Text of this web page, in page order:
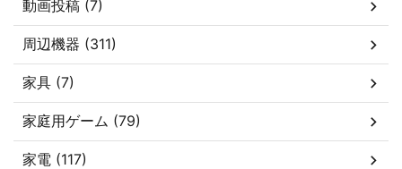
動画投稿 (7)
周辺機器 (311)
家具 (7)
家庭用ゲーム (79)
家電 (117)